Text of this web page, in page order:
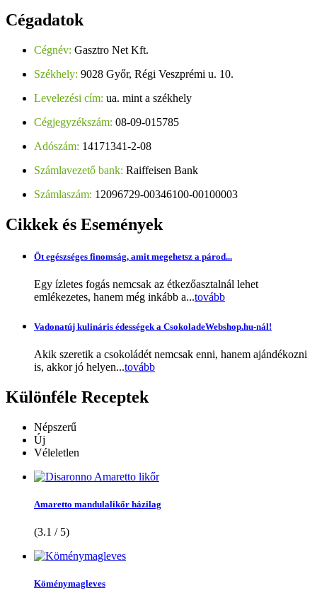
Cégadatok
Cégnév: Gasztro Net Kft.
Székhely: 9028 Győr, Régi Veszprémi u. 10.
Levelezési cím: ua. mint a székhely
Cégjegyzékszám: 08-09-015785
Adószám: 14171341-2-08
Számlavezető bank: Raiffeisen Bank
Számlaszám: 12096729-00346100-00100003
Cikkek és Események
Öt egészséges finomság, amit megehetsz a párod...
Egy ízletes fogás nemcsak az étkezőasztalnál lehet
emlékezetes, hanem még inkább a...tovább
Vadonatúj kulináris édességek a CsokoladeWebshop.hu-nál!
Akik szeretik a csokoládét nemcsak enni, hanem ajándékozni
is, akkor jó helyen...tovább
Különféle Receptek
Népszerű
Új
Véleletlen
Amaretto mandulalikőr házilag
(3.1 / 5)
Köménymagleves